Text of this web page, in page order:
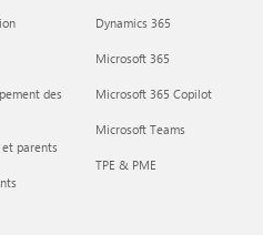
des
parents
Dynamics 365
Microsoft 365
Microsoft 365 Copilot
Microsoft Teams
TPE & PME